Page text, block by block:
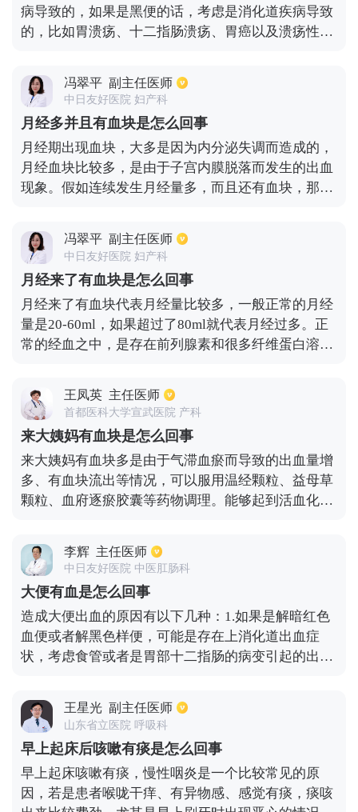
病导致的，如果是黑便的话，考虑是消化道疾病导致
的，比如胃溃疡、十二指肠溃疡、胃癌以及溃疡性结
至有血块儿。对于比较严重的胃肠道的肿瘤，也可能
会出现大便出血的情况，甚至有血块儿的症状，需要
及时予以手术等治疗。建议饮食上不要吃生冷辛辣刺
激饮食，发现问题及时给予治疗。
冯翠平 副主任医师
中日友好医院 妇产科
月经多并且有血块是怎么回事
月经期出现血块，大多是因为内分泌失调而造成的，
月经血块比较多，是由于子宫内膜脱落而发生的出血
现象。假如连续发生月经量多，而且还有血块，那么
块，长期有血块可能会引起子宫肌瘤的出现。中医是
觉得和血瘀有关，常常皮肤也会变得很粗糙，没有光
泽，还容易起痤疮等。假如月经有血块，一定要做好
保护措施，不要受凉，不要吃生冷类型的食物。
冯翠平 副主任医师
中日友好医院 妇产科
月经来了有血块是怎么回事
月经来了有血块代表月经量比较多，一般正常的月经
量是20-60ml，如果超过了80ml就代表月经过多。正
常的经血之中，是存在前列腺素和很多纤维蛋白溶酶
能导致凝血块，这也是一种月经过多的表现。月经过
多的女性可以去医院检查一下，看是否存在器质性病
变，比如是否长有多发子宫肌瘤，这会使子宫体积有
所增大，内膜面积增大了的话，就可能导致出血过
多。也有可能是功能失调性子宫出血，这种情况是雌
激素分泌得比较多，子宫内膜过度增生了，这样就导
王凤英 主任医师
首都医科大学宣武医院 产科
来大姨妈有血块是怎么回事
来大姨妈有血块多是由于气滞血瘀而导致的出血量增
多、有血块流出等情况，可以服用温经颗粒、益母草
颗粒、血府逐瘀胶囊等药物调理。能够起到活血化
检查，以免患有粘膜下肌瘤、内膜息肉等妇科疾病。
需要及时的做摘除手术，对症治疗。
李辉 主任医师
中日友好医院 中医肛肠科
大便有血是怎么回事
造成大便出血的原因有以下几种：1.如果是解暗红色
血便或者解黑色样便，可能是存在上消化道出血症
状，考虑食管或者是胃部十二指肠的病变引起的出
并出血，均可以引起大便带血，即柏油样便。可以进
行胃镜来鉴别诊断。2.如果大便里带有鲜血，伴有肛
门处的疼痛症状，多考虑是痔疮引起的出血。3.如果
是大便中含有黏液脓血便，或者有腹部坠胀感、里急
后重感等不适感，可考虑是不是存在肠道内病变症
状。肠道常见的病变包括肠道的息肉、溃疡性结肠
王星光 副主任医师
山东省立医院 呼吸科
早上起床后咳嗽有痰是怎么回事
早上起床咳嗽有痰，慢性咽炎是一个比较常见的原
因，若是患者喉咙干痒、有异物感、感觉有痰，痰咳